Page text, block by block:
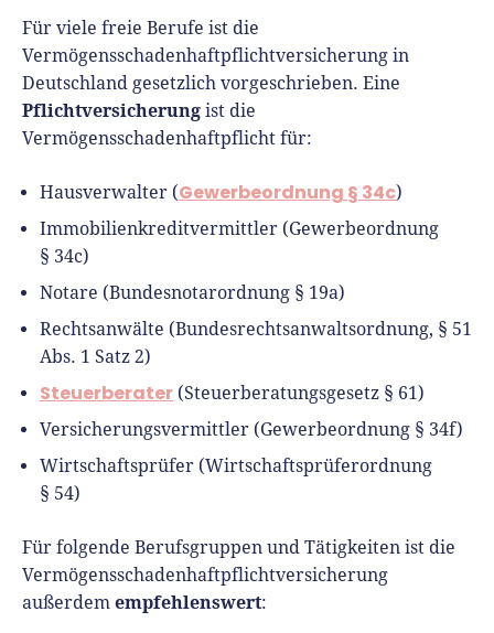
Für viele freie Berufe ist die
Vermögensschadenhaftpflichtversicherung in
Deutschland gesetzlich vorgeschrieben. Eine
Pflichtversicherung ist die
Vermögensschadenhaftpflicht für:
Hausverwalter (Gewerbeordnung § 34c)
Immobilienkreditvermittler (Gewerbeordnung
§ 34c)
Notare (Bun­des­no­tarordnung § 19a)
Rechtsanwälte (Bundesrechtsanwaltsordnung, § 51
Abs. 1 Satz 2)
Steuerberater (Steuerberatungsgesetz § 61)
Versicherungsvermittler (Gewerbeordnung § 34f)
Wirtschaftsprüfer (Wirtschaftsprüferordnung
§ 54)
Für folgende Berufsgruppen und Tätigkeiten ist die
Vermögensschadenhaftpflichtversicherung
außerdem empfehlenswert: